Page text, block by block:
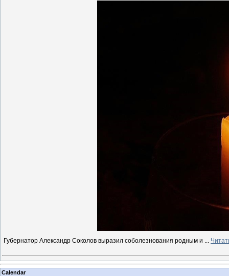
Губернатор Александр Соколов выразил соболезнования родным и ...
Calendar